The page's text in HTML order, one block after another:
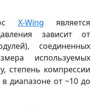
X-Wing является
зависит от
соединенных
используемых
степень компрессии
диапазоне от ~10 до